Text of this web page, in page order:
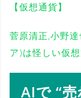
【仮想通貨】
菅原清正,小野
ア)は怪しい仮
AIで “